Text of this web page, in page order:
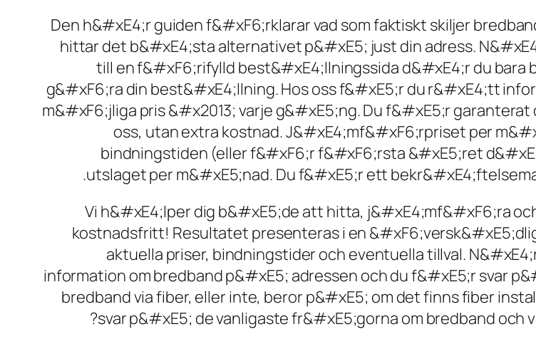
Den h&#xE4;r guiden f&#xF6;rklarar vad som faktiskt skiljer
hittar det b&#xE4;sta alternativet p&#xE5; just din adress.
till en f&#xF6;rifylld best&#xE4;llningssida d&#xE4;r du
g&#xF6;ra din best&#xE4;llning. Hos oss f&#xE5;r du r&#xE4;tt
m&#xF6;jliga pris &#x2013; varje g&#xE5;ng. Du f&#xE5;r
oss, utan extra kostnad. J&#xE4;mf&#xF6;rpriset per
bindningstiden (eller f&#xF6;r f&#xF6;rsta &#xE5;ret
utslaget per m&#xE5;nad. Du f&#xE5;r ett
Vi h&#xE4;lper dig b&#xE5;de att hitta, j&#xE4;mf&#xF6;ra
kostnadsfritt! Resultatet presenteras i en
aktuella priser, bindningstider och eventuella tillval.
information om bredband p&#xE5; adressen och du f&#xE5;r svar
bredband via fiber, eller inte, beror p&#xE5; om det finns fiber
svar p&#xE5; de vanligaste fr&#xE5;gorna om bredband